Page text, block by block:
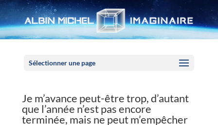
Sélectionner une page
Je m’avance peut-être trop, d’autant
que l’année n’est pas encore
terminée, mais ne peut m’empêcher
Panneau de gestion des cookies